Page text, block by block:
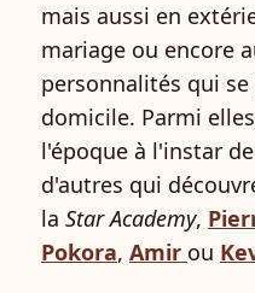
mais aussi en
mariage ou encore
personnalités qui
domicile. Parmi
l'époque à l'instar de
d'autres qui
la Star Academy,
Pokora, Amir ou